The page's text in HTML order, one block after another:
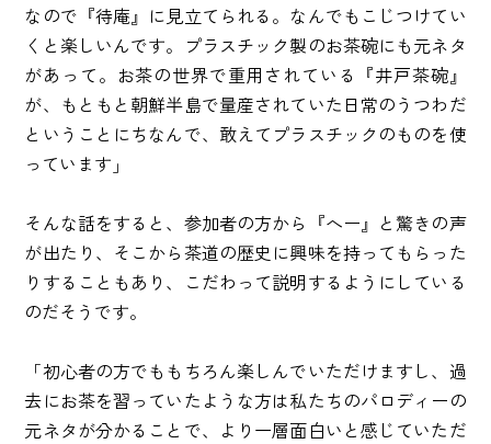
なので『待庵』に見立てられる。なんでもこじつけてい
くと楽しいんです。プラスチック製のお茶碗にも元ネタ
があって。お茶の世界で重用されている『井戸茶碗』
が、もともと朝鮮半島で量産されていた日常のうつわだ
ということにちなんで、敢えてプラスチックのものを使
っています」
そんな話をすると、参加者の方から『へー』と驚きの声
が出たり、そこから茶道の歴史に興味を持ってもらった
りすることもあり、こだわって説明するようにしている
のだそうです。
「初心者の方でももちろん楽しんでいただけますし、過
去にお茶を習っていたような方は私たちのパロディーの
元ネタが分かることで、より一層面白いと感じていただ